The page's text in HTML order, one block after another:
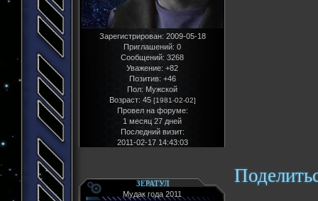
Зарегистрирован: 2009-05-18
Приглашений: 0
Сообщений: 3268
Уважение: +82
Позитив: +46
Пол:Мужской
Возраст: 45 [1981-02-02]
Провел на форуме:
1 месяц 27 дней
Последний визит:
2011-02-17 14:43:03
ЗЕРАТУЛ
Мудак года 2011